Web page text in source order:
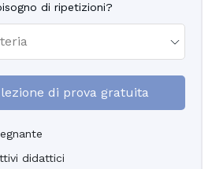
di ripetizioni?
di prova gratuita
didattici